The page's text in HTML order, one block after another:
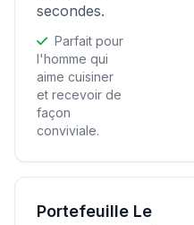
secondes.
Parfait pour
l'homme qui
aime cuisiner
et recevoir de
façon
conviviale.
Portefeuille Le